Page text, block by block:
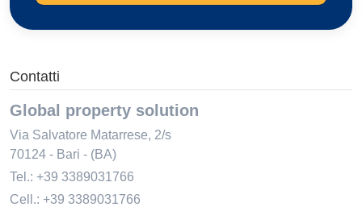
Contatti
Global property solution
Via Salvatore Matarrese, 2/s
70124 - Bari - (BA)
Tel.: +39 3389031766
Cell.: +39 3389031766